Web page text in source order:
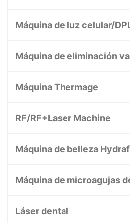
Máquina de luz celular/
Máquina de eliminación
Máquina Thermage
RF/RF+Laser Machine
Máquina de belleza
Láser dental